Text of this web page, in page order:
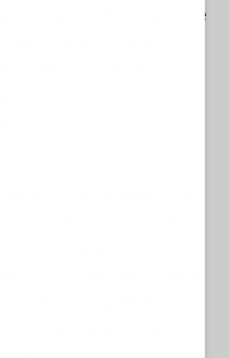
e in un Israele che a tutto è
con altri, il seme
Israele e una, per esso
venì. Per ora sono
mano di poker in Asia
NATO, garantitogli
Russia (alla Cina ci pensa
Pechino) pare in grado di